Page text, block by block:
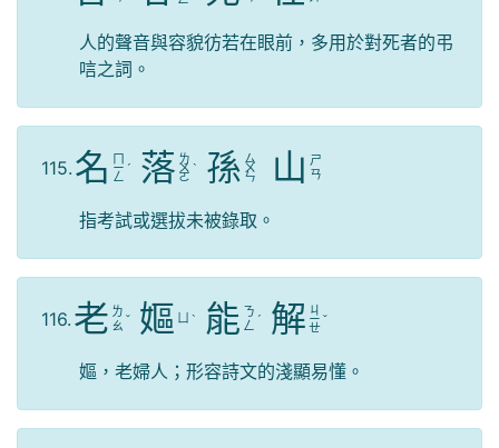
人的聲音與容貌彷若在眼前，多用於對死者的弔
唁之詞。
115. 名 ㄇ
ㄧ
ㄥ
ˊ 落 ㄌ
ㄨ
ㄛ
ˋ 孫 ㄙ
ㄨ
ㄣ 山 ㄕ
ㄢ
指考試或選拔未被錄取。
116. 老 ㄌ
ㄠ ˇ 嫗 ˋ 能 ㄋ
ㄥ ˊ 解 ㄐ
ㄧ
ㄝ
ˇ
嫗，老婦人；形容詩文的淺顯易懂。